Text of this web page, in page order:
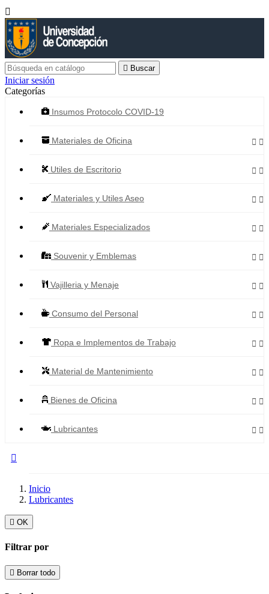

 Buscar
Iniciar sesión
Categorías
Insumos Protocolo COVID-19
Materiales de Oficina  
Utiles de Escritorio  
Materiales y Utiles Aseo  
Materiales Especializados  
Souvenir y Emblemas  
Vajilleria y Menaje  
Consumo del Personal  
Ropa e Implementos de Trabajo  
Material de Mantenimiento  
Bienes de Oficina  
Lubricantes  

Inicio
Lubricantes
 OK
Filtrar por
 Borrar todo